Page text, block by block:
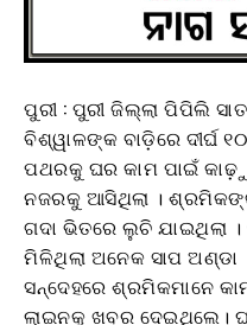
ପୁରୀ : ପୁରୀ ଜିଲ୍ଲା ପିପିଲି
ବିଶ୍ୱାଳଙ୍କ ବାଡ଼ିରେ ଦୀର୍ଘ
ପଥରକୁ ଘର କାମ ପାଇଁ
ନଜରକୁ ଆସିଥିଲା ।
ଗଦା ଭିତରେ ଲୁଚି ଯାଇଥିଲା
ମିଳିଥିଲା ଅନେକ ସାପ ଅଣ୍ଡା
ସନ୍ଦେହରେ ଶ୍ରମିକମାନେ
ଲାଇନକୁ ଖବର ଦେଇଥିଲେ।